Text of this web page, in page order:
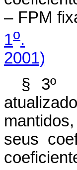
– FPM
1o.
2001)
§ 3º
seus